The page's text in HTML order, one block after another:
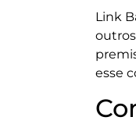
Link
esse